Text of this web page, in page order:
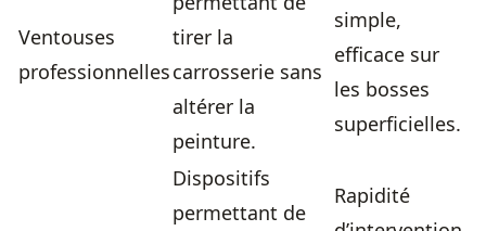
Ventouses
professionnelles
tirer la
carrosserie sans
altérer la
peinture.
simple,
efficace sur
les bosses
superficielles.
Dispositifs
permettant de
Rapidité